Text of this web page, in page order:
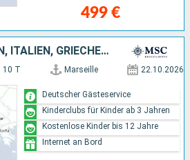
499 €
FRANKREICH, SPANIEN, ITALIEN, GRIECHENLAND, MONTENEGRO
10 T Marseille 22.10.2026
Deutscher Gästeservice
Kinderclubs für Kinder ab 3 Jahren
Kostenlose Kinder bis 12 Jahre
Internet an Bord